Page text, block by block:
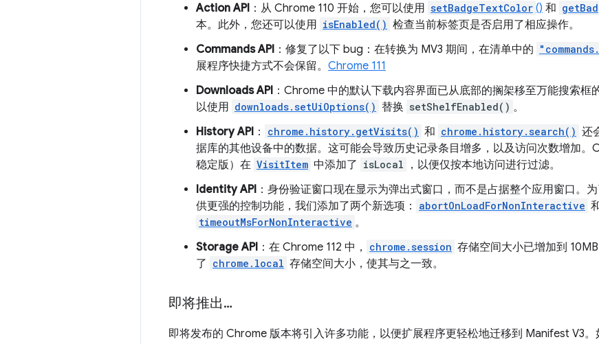
Action API ：从 Chrome 110 开始，您可以使用 setBadgeTextColor () 和
本。此外，您还可以使用 isEnabled() 检查当前标签页是否启用了相应操作。
Commands API ：修复了以下 bug：在转换为 MV3 期间，在清单中的
展程序快捷方式不会保留。 Chrome 111
Downloads API ：Chrome 中的默认下载内容界面已从底部的搁架移至万能搜索框
以使用 downloads.setUiOptions() 替换 setShelfEnabled() 。
History API ： chrome.history.getVisits() 和 chrome.history.search() 还
据库的其他设备中的数据。这可能会导致历史记录条目增多，以及访问次数增加。
稳定版）在 VisitItem 中添加了 isLocal
，以便仅按本地访问进行过滤。
Identity API ：身份验证窗口现在显示为弹出式窗口，而不是占据整个应用窗口。
供更强的控制功能，我们添加了两个新选项：
abortOnLoadForNonInteractive
timeoutMsForNonInteractive 。
Storage API ：在 Chrome 112 中， chrome.session 存储空间大小已增加到
了 chrome.local 存储空间大小，使其与之一致。
即将推出…
即将发布的 Chrome 版本将引入许多功能，以便扩展程序更轻松地迁移到 Manifest V3